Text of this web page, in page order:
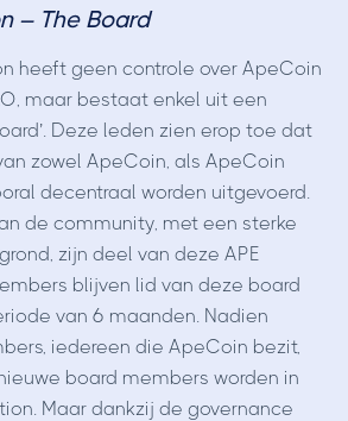
– The Board
heeft geen controle over ApeCoin
maar bestaat enkel uit een
Deze leden zien erop toe dat
zowel ApeCoin, als ApeCoin
decentraal worden uitgevoerd.
de community, met een sterke
zijn deel van deze APE
blijven lid van deze board
van 6 maanden. Nadien
iedereen die ApeCoin bezit,
board members worden in
Maar dankzij de governance